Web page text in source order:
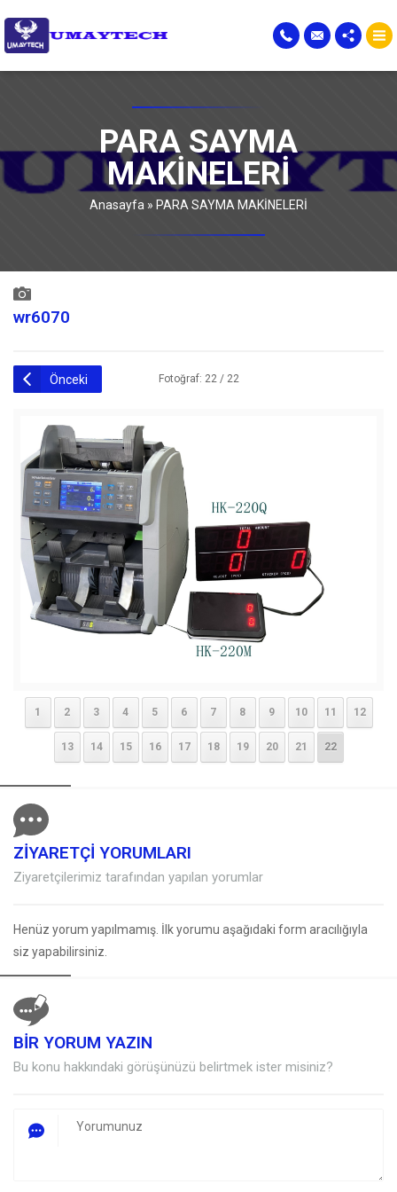
PARA SAYMA
MAKİNELERİ
Anasayfa » PARA SAYMA MAKİNELERİ
wr6070
Önceki Fotoğraf: 22 / 22
1 2 3 4 5 6 7 8 9 10 11 12
13 14 15 16 17 18 19 20 21 22
ZİYARETÇİ YORUMLARI
Ziyaretçilerimiz tarafından yapılan yorumlar
Henüz yorum yapılmamış. İlk yorumu aşağıdaki form aracılığıyla
siz yapabilirsiniz.
BİR YORUM YAZIN
Bu konu hakkındaki görüşünüzü belirtmek ister misiniz?
Müşteri Temsilcisi